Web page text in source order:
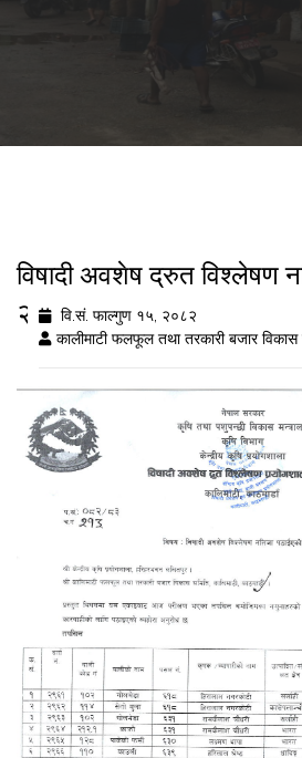
विषादी अवशेष द्रुत विश्लेषण
२०८२/११/१५
वि.सं. फाल्गुण १५, २०८२
कालीमाटी फलफूल तथा तरकारी बजार विकास